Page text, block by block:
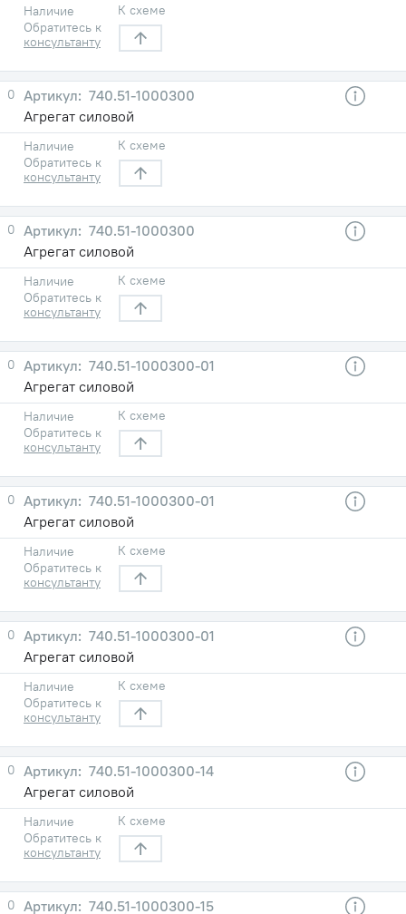
Наличие
Обратитесь к
консультанту
К схеме
0
740.51-1000300
Агрегат силовой
Наличие
Обратитесь к
консультанту
К схеме
0
740.51-1000300
Агрегат силовой
Наличие
Обратитесь к
консультанту
К схеме
0
740.51-1000300-01
Агрегат силовой
Наличие
Обратитесь к
консультанту
К схеме
0
740.51-1000300-01
Агрегат силовой
Наличие
Обратитесь к
консультанту
К схеме
0
740.51-1000300-01
Агрегат силовой
Наличие
Обратитесь к
консультанту
К схеме
0
740.51-1000300-14
Агрегат силовой
Наличие
Обратитесь к
консультанту
К схеме
0
740.51-1000300-15